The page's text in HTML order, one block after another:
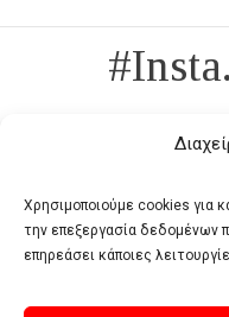
Χρησιμοποιούμε cookies για
την επεξεργασία δεδομένων
επηρεάσει κάποιες
Πολυτέλεια δεν είναι το